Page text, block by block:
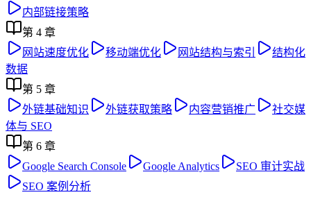
内部链接策略
第 4 章
网站速度优化
移动端优化 网站结构与索引
结构化
数据
第 5 章
外链基础知识
外链获取策略 内容营销推广
社交媒
体与 SEO
第 6 章
Google Search Console
Google Analytics
SEO 审计实战
SEO 案例分析